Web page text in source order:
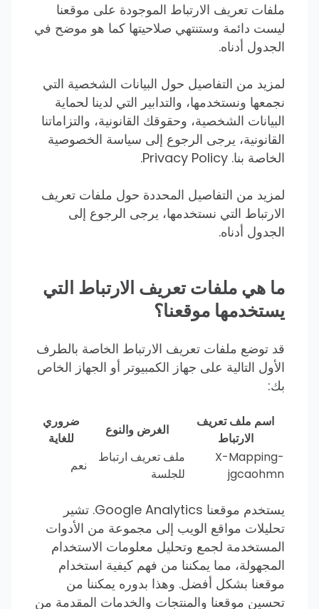
ملفات تعريف الارتباط الموجودة على موقعنا
ليست دائمة وستنتهي صلاحيتها كما هو موضح في
الجدول أدناه.
لمزيد من التفاصيل حول البيانات الشخصية التي
نجمعها ونستخدمها، والتدابير التي لدينا لحماية
البيانات الشخصية، وحقوقك القانونية، والتزاماتنا
القانونية، يرجى الرجوع إلى سياسة الخصوصية
الخاصة بنا. Privacy Policy.
لمزيد من التفاصيل المحددة حول ملفات تعريف
الارتباط التي نستخدمها، يرجى الرجوع إلى
الجدول أدناه.
ما هي ملفات تعريف الارتباط التي
يستخدمها موقعنا؟
قد توضع ملفات تعريف الارتباط الخاصة بالطرف
الأول التالية على جهاز الكمبيوتر أو الجهاز الخاص
بك:
اسم ملف تعريف
الارتباط
الغرض والنوع
ضروري
للغاية
X-Mapping-
jgcaohmn
ملف تعريف ارتباط
للجلسة
نعم
يستخدم موقعنا Google Analytics. تشير
تحليلات مواقع الويب إلى مجموعة من الأدوات
المستخدمة لجمع وتحليل معلومات الاستخدام
المجهولة، مما يمكننا من فهم كيفية استخدام
موقعنا بشكل أفضل. وهذا بدوره يمكننا من
تحسين موقعنا والمنتجات والخدمات المقدمة من